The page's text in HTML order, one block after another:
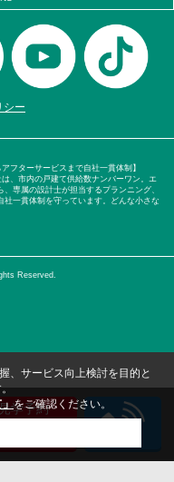
シー
フターサービスまで自社一貫体制】
、市内の戸建て供給数ナンバーワン。エ
専属の設計士が担当するプランニング、
一貫体制を守っています。どんな小さな
Reserved.
学予約
）
、サービス向上検討を目的と
」をご確認ください。